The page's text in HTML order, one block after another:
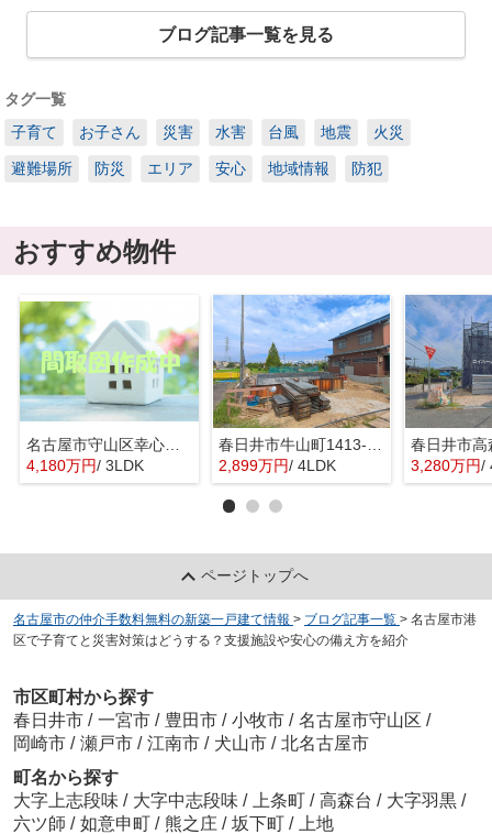
ブログ記事一覧を見る
タグ一覧
子育て
お子さん 災害 水害 台風 地震 火災
避難場所 防災 エリア 安心 地域情報 防犯
おすすめ物件
名古屋市守山区幸心２丁目435『仲介料無料』新築戸建て
4,180万円/ 3LDK
2,899万円/ 4LDK 3,280万円/
ページトップへ
名古屋市の仲介手数料無料の新築一戸建て情報 > ブログ記事一覧 > 名古屋市港
区で子育てと災害対策はどうする？支援施設や安心の備え方を紹介
市区町村から探す
春日井市 / 一宮市 / 豊田市 / 小牧市 / 名古屋市守山区 /
岡崎市 / 瀬戸市 / 江南市 / 犬山市 / 北名古屋市
町名から探す
大字上志段味 / 大字中志段味 / 上条町 / 高森台 / 大字羽黒 /
六ツ師 / 如意申町 / 熊之庄 / 坂下町 /
上地